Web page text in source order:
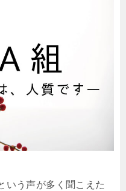
いう声が多く聞こえた